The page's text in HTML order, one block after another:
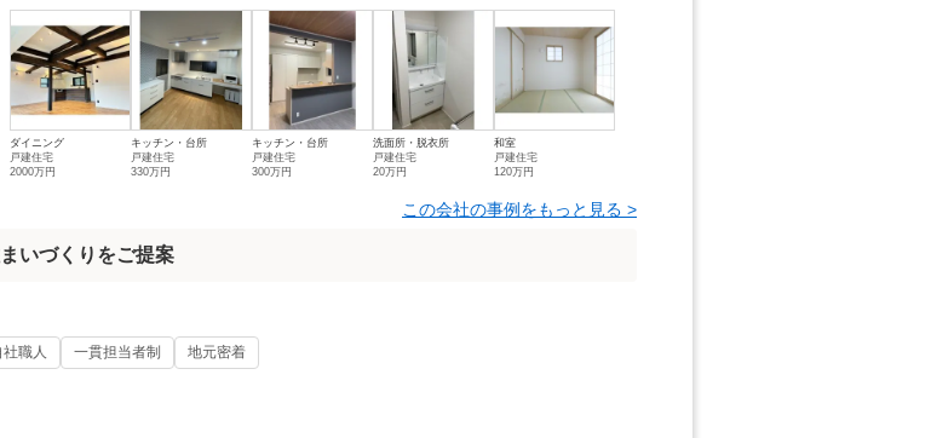
ダイニング
戸建住宅
2000万円
キッチン・台所
戸建住宅
330万円
キッチン・台所
戸建住宅
300万円
洗面所・脱衣所
戸建住宅
20万円
和室
戸建住宅
120万円
この会社の事例をもっと見る >
いづくりをご提案
社職人 一貫担当者制 地元密着